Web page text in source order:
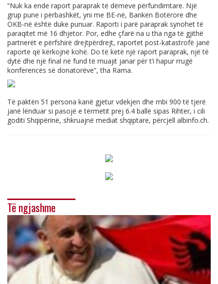
“Nuk ka ende raport paraprak të dëmeve përfundimtare. Një
grup pune i përbashkët, yni me BE-në, Bankën Botërore dhe
OKB-në është duke punuar. Raporti i parë paraprak synohet të
paraqitet më 16 dhjetor. Por, edhe çfarë na u tha nga të gjithë
partnerët e përfshirë drejtpërdrejt, raportet post-katastrofë janë
raporte që kërkojnë kohë. Do të ketë një raport paraprak, një të
dytë dhe një final në fund të muajit janar për t’i hapur rrugë
konferencës së donatorëve”, tha Rama.
Të paktën 51 persona kanë gjetur vdekjen dhe mbi 900 të tjerë
janë lënduar si pasojë e tërmetit prej 6.4 ballë sipas Rihter, i cili
goditi Shqipërinë, shkruajnë mediat shqiptare, përcjell albinfo.ch.
Të ngjashme